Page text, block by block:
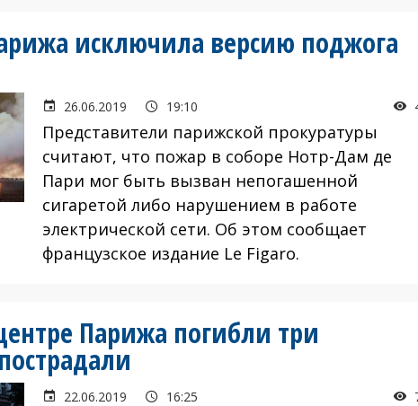
исключила версию поджога
26.06.2019 19:10
Представители парижской прокуратуры
считают, что пожар в соборе Нотр-Дам де
Пари мог быть вызван непогашенной
сигаретой либо нарушением в работе
электрической сети. Об этом сообщает
французское издание Le Figaro.
Парижа погибли три
22.06.2019 16:25